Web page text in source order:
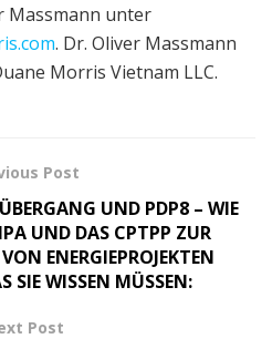
Massmann unter
. Dr. Oliver Massmann
Morris Vietnam LLC.
Post
UND PDP8 – WIE
UND DAS CPTPP ZUR
ENERGIEPROJEKTEN
SIE WISSEN MÜSSEN:
Post